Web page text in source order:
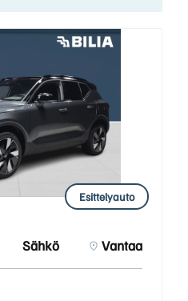
Esittelyauto
Sähkö Vantaa